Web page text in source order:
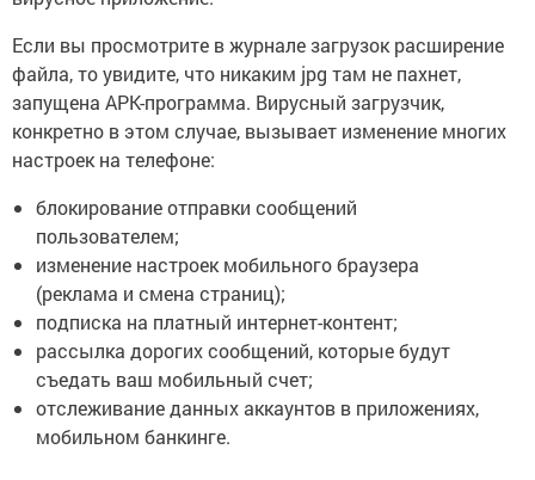
Если вы просмотрите в журнале загрузок расширение
файла, то увидите, что никаким jpg там не пахнет,
запущена APK-программа. Вирусный загрузчик,
конкретно в этом случае, вызывает изменение многих
настроек на телефоне:
блокирование отправки сообщений
пользователем;
изменение настроек мобильного браузера
(реклама и смена страниц);
подписка на платный интернет-контент;
рассылка дорогих сообщений, которые будут
съедать ваш мобильный счет;
отслеживание данных аккаунтов в приложениях,
мобильном банкинге.